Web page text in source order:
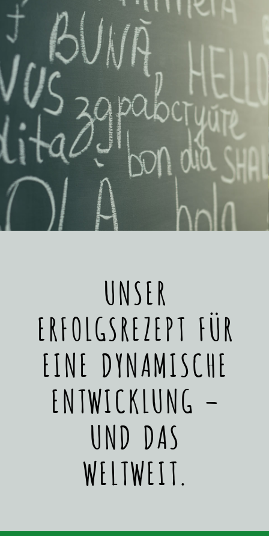
UNSER
ERFOLGSREZEPT FÜR
EINE DYNAMISCHE
ENTWICKLUNG –
UND DAS
WELTWEIT.